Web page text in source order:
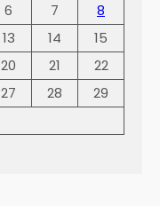
6 7
8
13 14
15
20 21
22
27 28
29